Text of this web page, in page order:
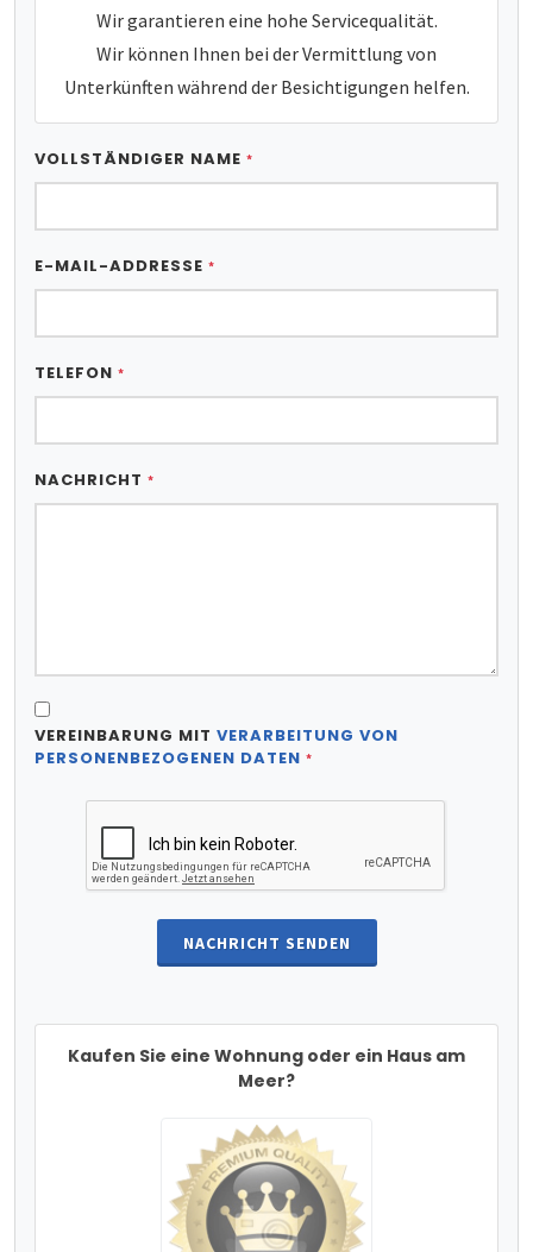
Wir garantieren eine hohe Servicequalität.
Wir können Ihnen bei der Vermittlung von
Unterkünften während der Besichtigungen helfen.
VOLLSTÄNDIGER NAME *
E-MAIL-ADDRESSE *
TELEFON *
NACHRICHT *
VEREINBARUNG MIT VERARBEITUNG VON
PERSONENBEZOGENEN DATEN *
NACHRICHT SENDEN
Kaufen Sie eine Wohnung oder ein Haus am
Meer?